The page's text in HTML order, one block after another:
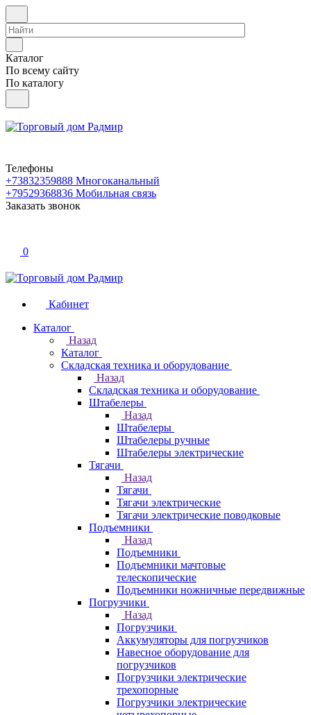
Каталог
По всему сайту
По каталогу
Телефоны
+73832359888 Многоканальный
+79529368836 Мобильная связь
Заказать звонок
0
Кабинет
Каталог
Назад
Каталог
Складская техника и оборудование
Назад
Складская техника и оборудование
Штабелеры
Назад
Штабелеры
Штабелеры ручные
Штабелеры электрические
Тягачи
Назад
Тягачи
Тягачи электрические
Тягачи электрические поводковые
Подъемники
Назад
Подъемники
Подъемники мачтовые
телескопические
Подъемники ножничные передвижные
Погрузчики
Назад
Погрузчики
Аккумуляторы для погрузчиков
Навесное оборудование для
погрузчиков
Погрузчики электрические
трехопорные
Погрузчики электрические